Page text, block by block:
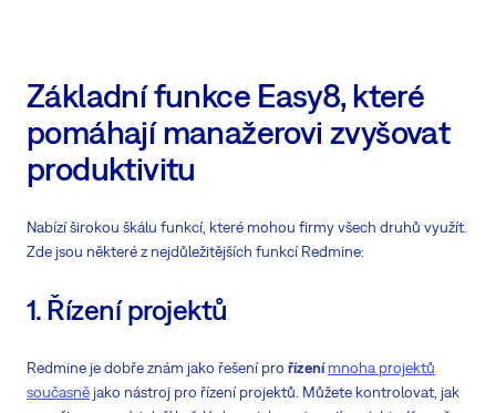
Základní funkce Easy8, které
pomáhají manažerovi zvyšovat
produktivitu
Nabízí širokou škálu funkcí, které mohou firmy všech druhů využít.
Zde jsou některé z nejdůležitějších funkcí Redmine:
1. Řízení projektů
Redmine je dobře znám jako řešení pro řízenímnoha projektů
současně jako nástroj pro řízení projektů. Můžete kontrolovat, jak